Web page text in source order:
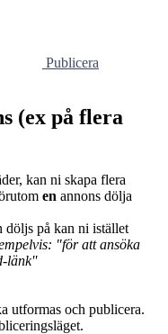
Publicera
(ex på flera
kan ni skapa flera
en annons dölja
döljs på kan ni istället
"för att ansöka
länk''
utformas och publicera.